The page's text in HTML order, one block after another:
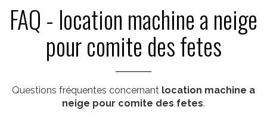
FAQ - location machine a neige
pour comite des fetes
Questions fréquentes concernant location machine a
neige pour comite des fetes.